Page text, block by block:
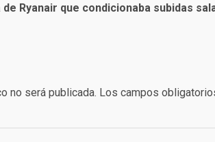
Ryanair que condicionaba subidas
no será publicada. Los campos